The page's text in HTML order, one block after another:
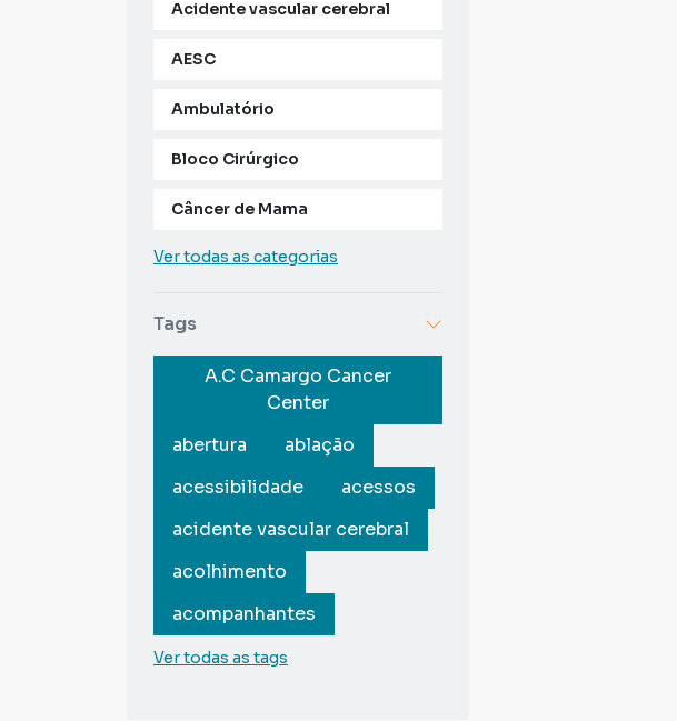
Acidente vascular cerebral
AESC
Ambulatório
Bloco Cirúrgico
Câncer de Mama
Ver todas as categorias
Tags
A.C Camargo Cancer
Center
abertura
ablação
acessibilidade
acessos
acidente vascular cerebral
acolhimento
acompanhantes
Ver todas as tags